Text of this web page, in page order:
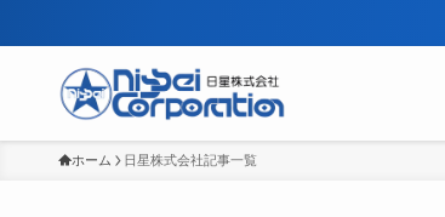
ホーム 日星株式会社記事一覧